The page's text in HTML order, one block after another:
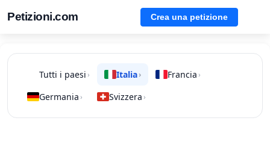
Petizioni.com Crea una petizione
Tutti i paesi › Italia› Francia ›
Germania › Svizzera ›